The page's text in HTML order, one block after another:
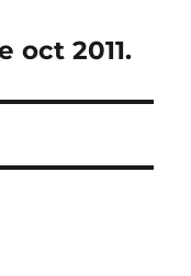
oct 2011.